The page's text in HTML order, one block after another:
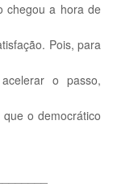
chegou a hora de
Pois, para
o passo,
o democrático